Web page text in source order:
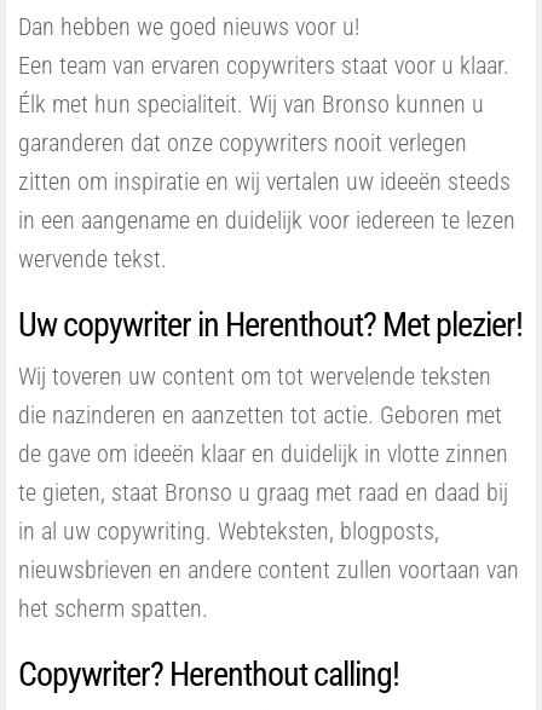
Dan hebben we goed nieuws voor u!
Een team van ervaren copywriters staat voor u klaar.
Élk met hun specialiteit. Wij van Bronso kunnen u
garanderen dat onze copywriters nooit verlegen
zitten om inspiratie en wij vertalen uw ideeën steeds
in een aangename en duidelijk voor iedereen te lezen
wervende tekst.
Uw copywriter in Herenthout? Met plezier!
Wij toveren uw content om tot wervelende teksten
die nazinderen en aanzetten tot actie. Geboren met
de gave om ideeën klaar en duidelijk in vlotte zinnen
te gieten, staat Bronso u graag met raad en daad bij
in al uw copywriting. Webteksten, blogposts,
nieuwsbrieven en andere content zullen voortaan van
het scherm spatten.
Copywriter? Herenthout calling!